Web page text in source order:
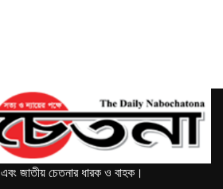
জাতীয় চেতনার ধারক ও বাহক।